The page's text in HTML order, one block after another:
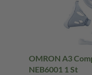
OMRON A3
NEB6001 1 St